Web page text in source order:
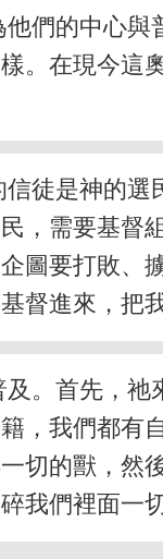
們的中心
。在現今
徒是神的
，需要基
圖要打敗
督進來，把
。首先，
，我們都
切的獸，
我們裡面一